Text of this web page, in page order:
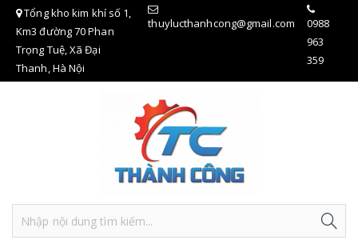
Tổng kho kim khí số 1,
Km3 đường 70 Phan
Trọng Tuệ, Xã Đại
Thanh, Hà Nội
thuylucthanhcong@gmail.com
0988
963
359